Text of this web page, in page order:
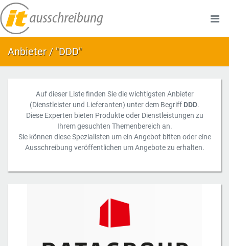
Anbieter / "DDD"
Auf dieser Liste finden Sie die wichtigsten Anbieter
(Dienstleister und Lieferanten) unter dem Begriff DDD.
Diese Experten bieten Produkte oder Dienstleistungen zu
Ihrem gesuchten Themenbereich an.
Sie können diese Spezialisten um ein Angebot bitten oder eine
Ausschreibung veröffentlichen um Angebote zu erhalten.